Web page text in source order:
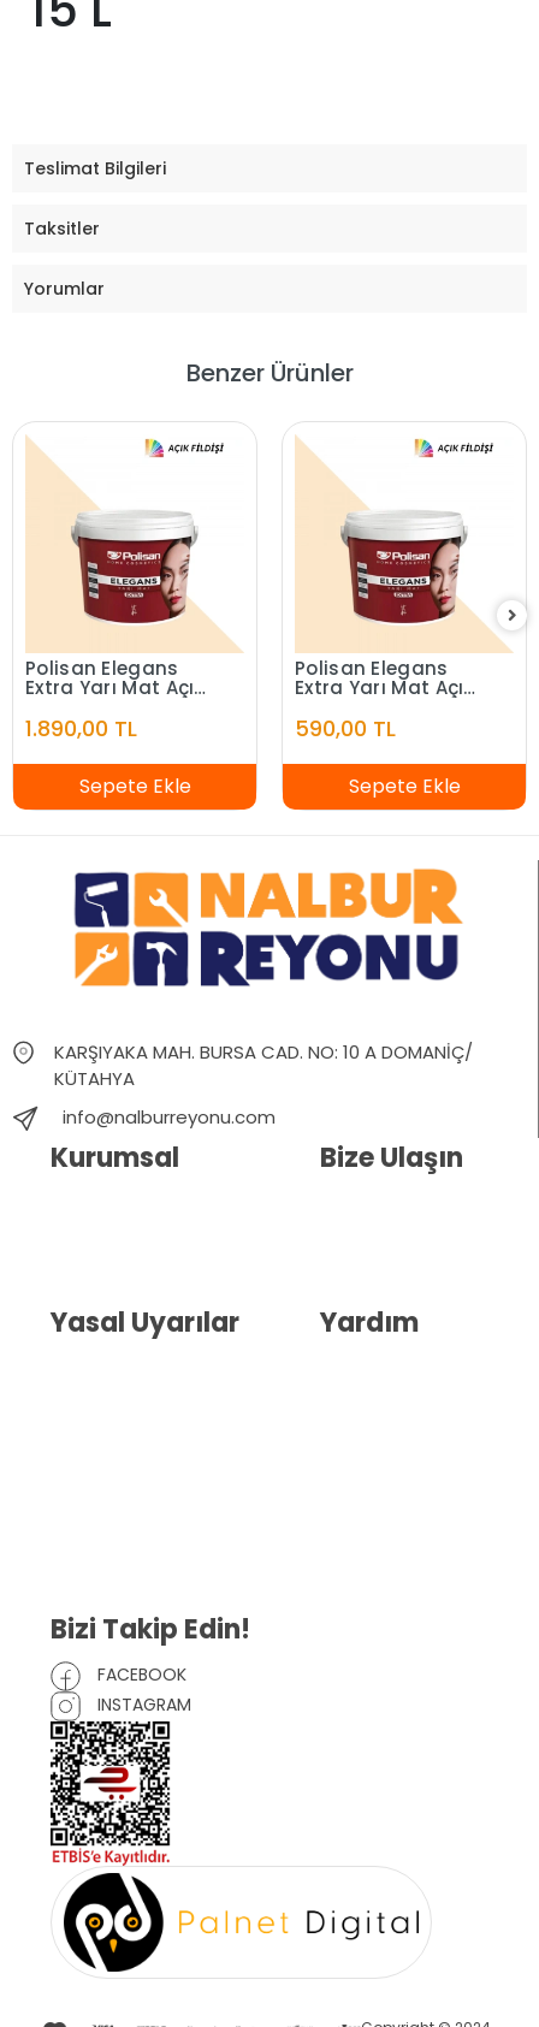
Teslimat Bilgileri
Taksitler
Yorumlar
Benzer Ürünler
Polisan Elegans
Extra Yarı Mat Açık
1.890,00 TL
Sepete Ekle
Polisan Elegans
Extra Yarı Mat Açık
590,00 TL
Sepete Ekle
KARŞIYAKA MAH. BURSA CAD. NO: 10 A DOMANİÇ/
KÜTAHYA
info@nalburreyonu.com
Kurumsal
Yasal Uyarılar
Bize Ulaşın
Yardım
Bizi Takip Edin!
FACEBOOK
INSTAGRAM